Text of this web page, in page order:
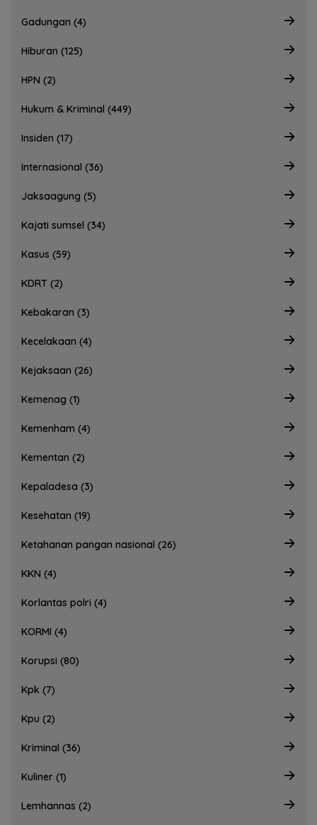
Gadungan (4)
Hiburan (125)
HPN (2)
Hukum & Kriminal (449)
Insiden (17)
Internasional (36)
Jaksaagung (5)
Kajati sumsel (34)
Kasus (59)
KDRT (2)
Kebakaran (3)
Kecelakaan (4)
Kejaksaan (26)
Kemenag (1)
Kemenham (4)
Kementan (2)
Kepaladesa (3)
Kesehatan (19)
Ketahanan pangan nasional (26)
KKN (4)
Korlantas polri (4)
KORMI (4)
Korupsi (80)
Kpk (7)
Kpu (2)
Kriminal (36)
Kuliner (1)
Lemhannas (2)